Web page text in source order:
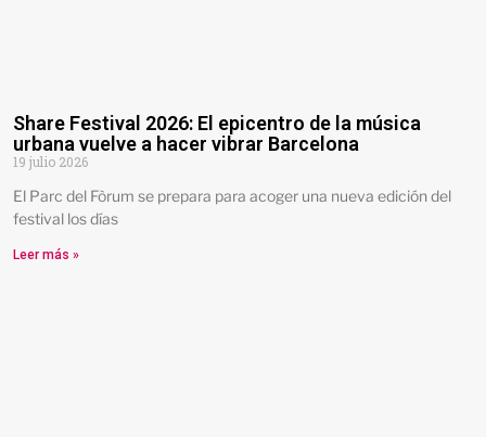
Share Festival 2026: El epicentro de la música
urbana vuelve a hacer vibrar Barcelona
19 julio 2026
El Parc del Fòrum se prepara para acoger una nueva edición del
festival los días
Leer más »